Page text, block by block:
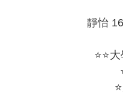
靜怡
⭐⭐